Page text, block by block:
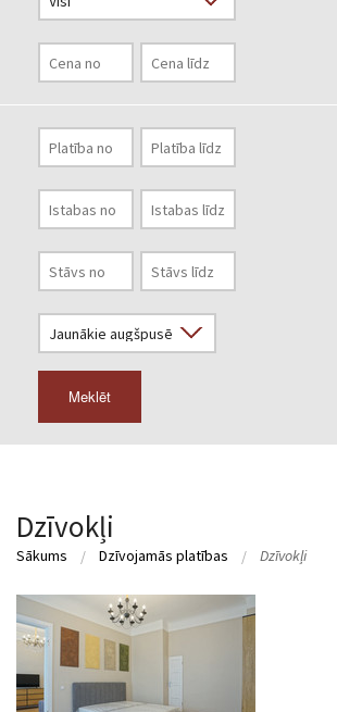
Pakalpojumi
Kontakti
Meklēt
Dzīvokļi
Sākums Dzīvojamās platības Dzīvokļi